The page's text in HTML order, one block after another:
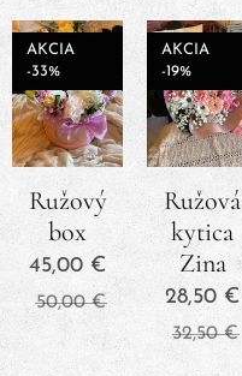
Ružový
box
AKCIA
-33%
45,00 €
50,00€
Ružová
kytica
Zina
AKCIA
-19%
28,50 €
32,50€